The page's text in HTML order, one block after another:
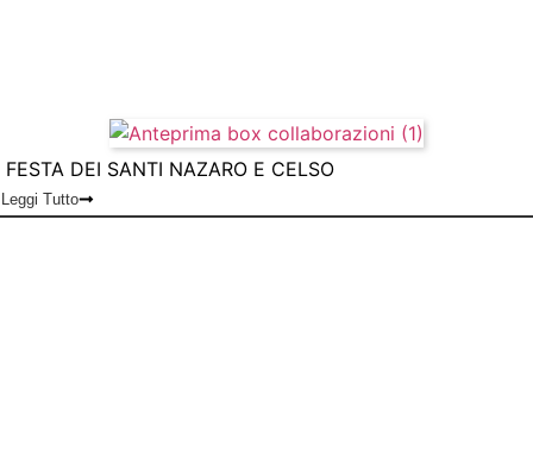
FESTA DEI SANTI NAZARO E CELSO
Leggi Tutto